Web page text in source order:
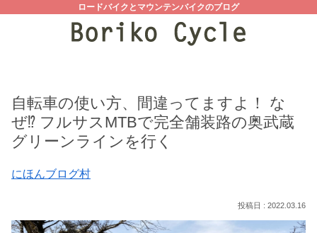
ロードバイクとマウンテンバイクのブログ
自転車の使い方、間違ってますよ！ な
ぜ⁉ フルサスMTBで完全舗装路の奥武蔵
グリーンラインを行く
にほんブログ村
2022.03.16